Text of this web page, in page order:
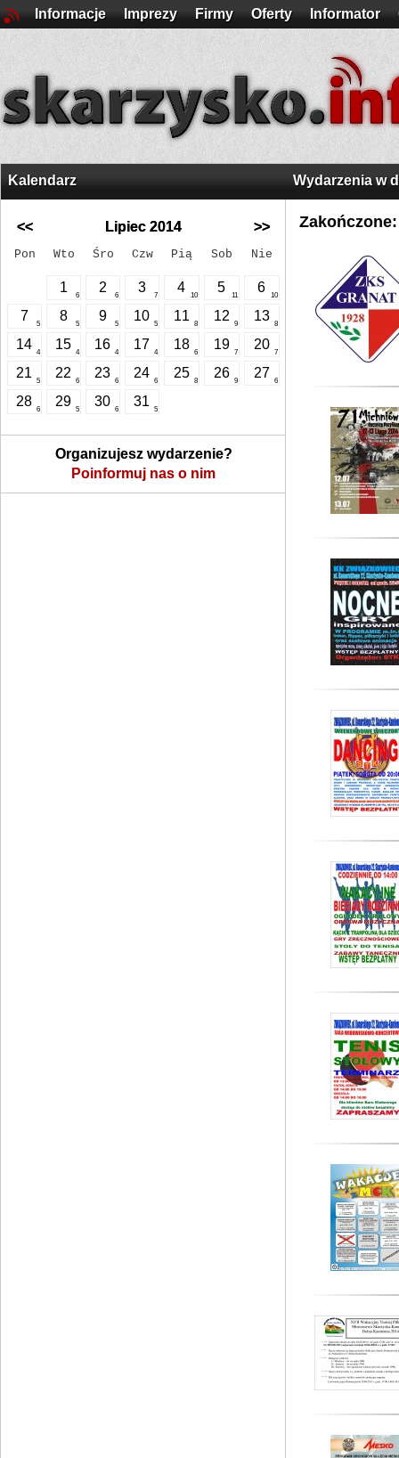
Informacje Imprezy Firmy Oferty Informator
Kalendarz
<< Lipiec 2014 >>
Pon Wto Śro Czw Pią Sob Nie
1
6
2
6
3
7
4
10
5
11
6
10
7
5
8
5
9
5
10
5
11
8
12
9
13
8
14
4
15
4
16
4
17
4
18
6
19
7
20
7
21
5
22
6
23
6
24
6
25
8
26
9
27
6
28
6
29
5
30
6
31
5
Organizujesz wydarzenie?
Poinformuj nas o nim
Wydarzenia w
Zakończone: